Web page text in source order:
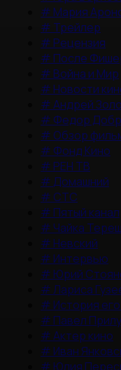
# Мария
# Трейлер
# Рецензия
# После
# Война и Мир
# Новости
#Андрей
# Федор
# Обзор
# Фонд Кино
# РЕН ТВ
# Домашний
# СТС
# Пятый канал
# Чайка
# Невский
# Интервью
# Юрий
#Лариса
# История
# Павел
#Актер кино
# Иван
# Юлия